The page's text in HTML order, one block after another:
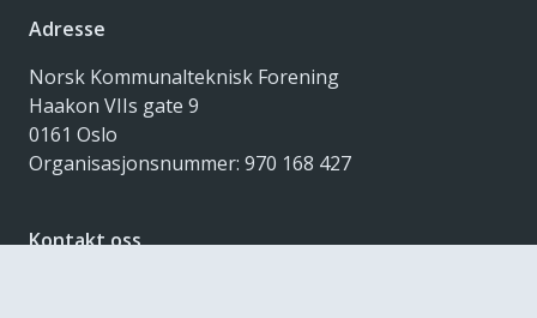
Adresse
Norsk Kommunalteknisk Forening
Haakon VIIs gate 9
0161 Oslo
Organisasjonsnummer: 970 168 427
Kontakt oss